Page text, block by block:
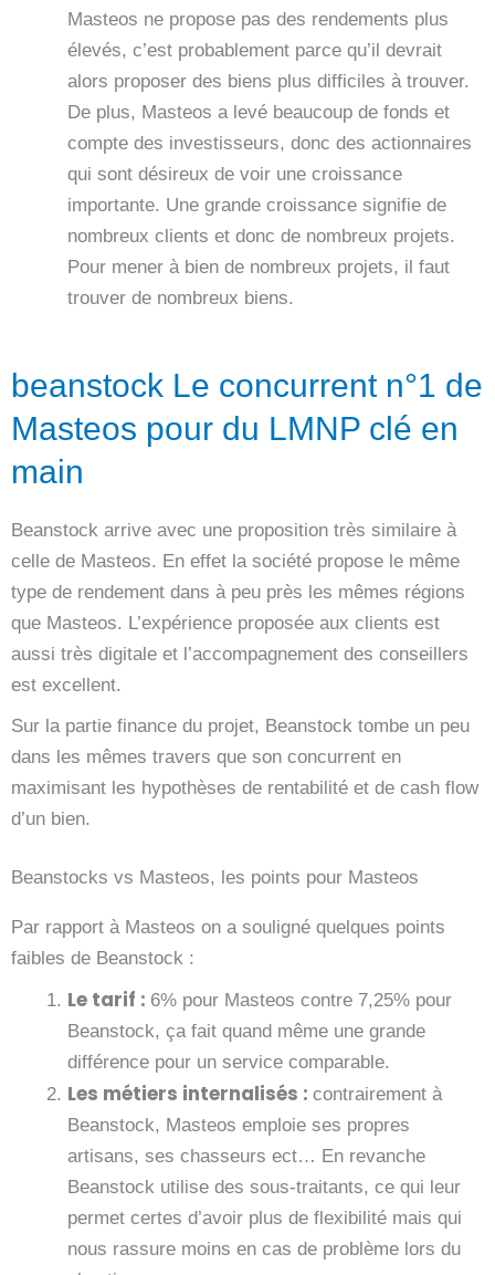
Masteos ne propose pas des rendements plus
élevés, c’est probablement parce qu’il devrait
alors proposer des biens plus difficiles à trouver.
De plus, Masteos a levé beaucoup de fonds et
compte des investisseurs, donc des actionnaires
qui sont désireux de voir une croissance
importante. Une grande croissance signifie de
nombreux clients et donc de nombreux projets.
Pour mener à bien de nombreux projets, il faut
trouver de nombreux biens.
beanstock Le concurrent n°1 de
Masteos pour du LMNP clé en
main
Beanstock arrive avec une proposition très similaire à
celle de Masteos. En effet la société propose le même
type de rendement dans à peu près les mêmes régions
que Masteos. L’expérience proposée aux clients est
aussi très digitale et l’accompagnement des conseillers
est excellent.
Sur la partie finance du projet, Beanstock tombe un peu
dans les mêmes travers que son concurrent en
maximisant les hypothèses de rentabilité et de cash flow
d’un bien.
Beanstocks vs Masteos, les points pour Masteos
Par rapport à Masteos on a souligné quelques points
faibles de Beanstock :
Le tarif : 6% pour Masteos contre 7,25% pour
Beanstock, ça fait quand même une grande
différence pour un service comparable.
Les métiers internalisés : contrairement à
Beanstock, Masteos emploie ses propres
artisans, ses chasseurs ect… En revanche
Beanstock utilise des sous-traitants, ce qui leur
permet certes d’avoir plus de flexibilité mais qui
nous rassure moins en cas de problème lors du